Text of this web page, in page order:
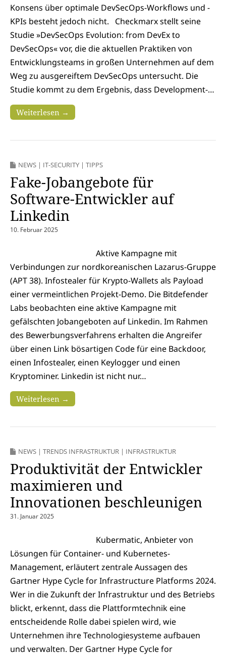
Konsens über optimale DevSecOps-Workflows und -
KPIs besteht jedoch nicht. Checkmarx stellt seine
Studie »DevSecOps Evolution: from DevEx to
DevSecOps« vor, die die aktuellen Praktiken von
Entwicklungsteams in großen Unternehmen auf dem
Weg zu ausgereiftem DevSecOps untersucht. Die
Studie kommt zu dem Ergebnis, dass Development-…
Weiterlesen →
NEWS | IT-SECURITY | TIPPS
Fake-Jobangebote für
Software-Entwickler auf
Linkedin
10. Februar 2025
Aktive Kampagne mit
Verbindungen zur nordkoreanischen Lazarus-Gruppe
(APT 38). Infostealer für Krypto-Wallets als Payload
einer vermeintlichen Projekt-Demo. Die Bitdefender
Labs beobachten eine aktive Kampagne mit
gefälschten Jobangeboten auf Linkedin. Im Rahmen
des Bewerbungsverfahrens erhalten die Angreifer
über einen Link bösartigen Code für eine Backdoor,
einen Infostealer, einen Keylogger und einen
Kryptominer. Linkedin ist nicht nur…
Weiterlesen →
NEWS | TRENDS INFRASTRUKTUR | INFRASTRUKTUR
Produktivität der Entwickler
maximieren und
Innovationen beschleunigen
31. Januar 2025
Kubermatic, Anbieter von
Lösungen für Container- und Kubernetes-
Management, erläutert zentrale Aussagen des
Gartner Hype Cycle for Infrastructure Platforms 2024.
Wer in die Zukunft der Infrastruktur und des Betriebs
blickt, erkennt, dass die Plattformtechnik eine
entscheidende Rolle dabei spielen wird, wie
Unternehmen ihre Technologiesysteme aufbauen
und verwalten. Der Gartner Hype Cycle for